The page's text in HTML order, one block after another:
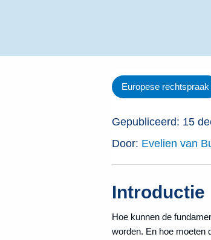
Europese rechtspraak
Gepubliceerd: 15
Door: Evelien van
Introductie
Hoe kunnen de
worden. En hoe moeten